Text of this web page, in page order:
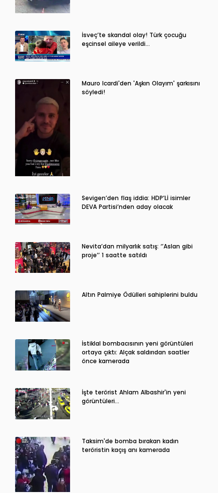
İsveç’te skandal olay! Türk çocuğu
eşcinsel aileye verildi…
Mauro Icardi'den 'Aşkın Olayım' şarkısını
söyledi!
Sevigen’den flaş iddia: HDP’Lİ isimler
DEVA Partisi’nden aday olacak
Nevita’dan milyarlık satış: ‘’Aslan gibi
proje’’ 1 saatte satıldı
Altın Palmiye Ödülleri sahiplerini buldu
İstiklal bombacısının yeni görüntüleri
ortaya çıktı: Alçak saldırıdan saatler
önce kamerada
İşte terörist Ahlam Albashir'in yeni
görüntüleri…
Taksim'de bomba bırakan kadın
teröristin kaçış anı kamerada